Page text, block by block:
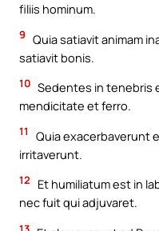
filiis hominum.
9 Quia satiavit animam
satiavit bonis.
10 Sedentes in tenebris
mendicitate et ferro.
11
Quia exacerbaverunt
irritaverunt.
12
Et humiliatum est in
nec fuit qui adjuvaret.